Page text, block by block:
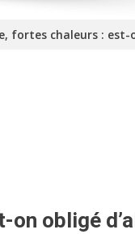
fortes chaleurs :
obligé